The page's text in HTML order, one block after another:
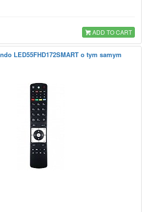
ADD TO CART
LED55FHD172SMART o tym samym